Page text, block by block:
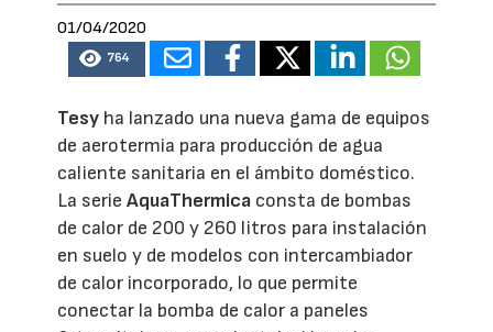
01/04/2020
764
Tesy ha lanzado una nueva gama de equipos
de aerotermia para producción de agua
caliente sanitaria en el ámbito doméstico.
La serieAquaThermica consta de bombas
de calor de 200 y 260 litros para instalación
en suelo y de modelos con intercambiador
de calor incorporado, lo que permite
conectar la bomba de calor a paneles